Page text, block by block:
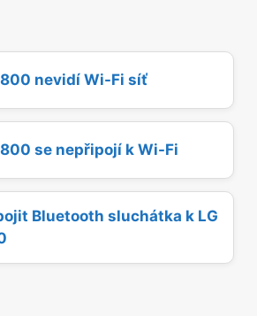
nevidí Wi-Fi síť
se nepřipojí k Wi-Fi
Bluetooth sluchátka k LG